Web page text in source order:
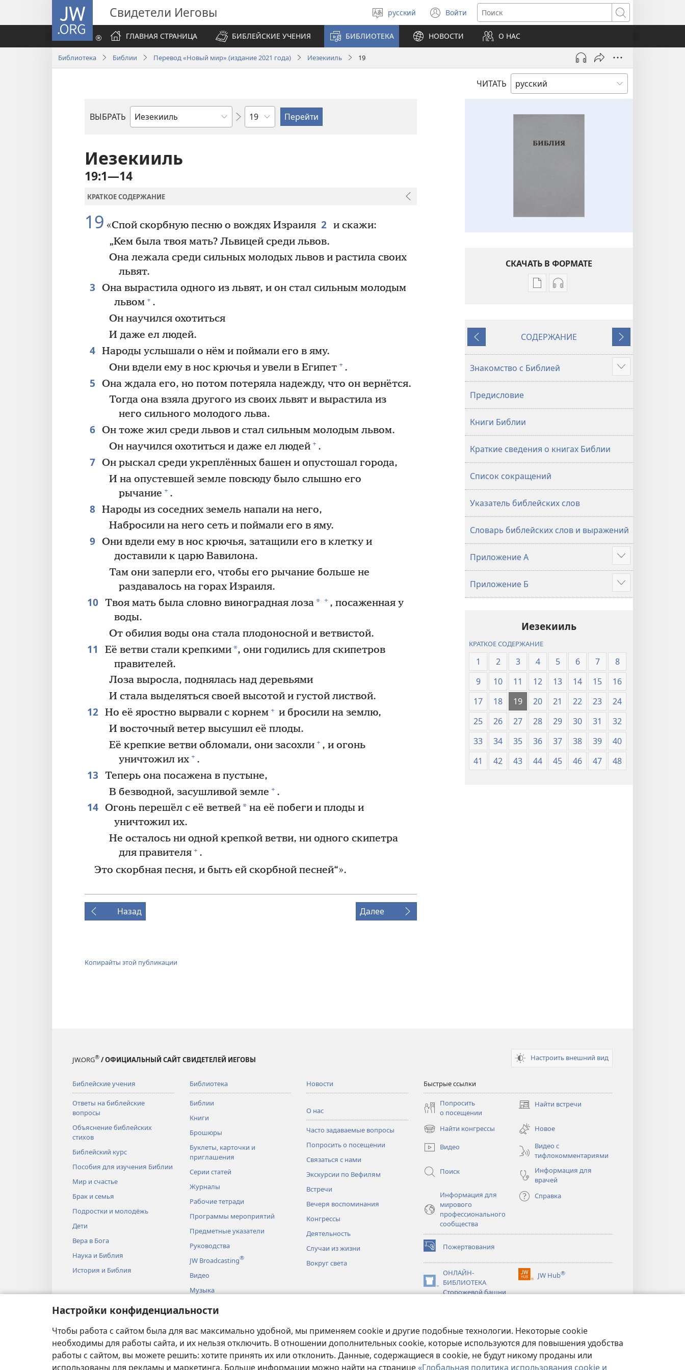
Настройки конфиденциальности
Чтобы работа с сайтом была для вас максимально удобной, мы применяем cookie и другие подобные технологии. Некоторые cookie
необходимы для работы сайта, и их нельзя отключить. В отношении дополнительных cookie, которые используются для повышения удобства
работы с сайтом, вы можете решить: хотите принять их или отклонить. Данные, содержащиеся в cookie, не будут никому проданы или
использованы для рекламы и маркетинга. Больше информации можно найти на странице «Глобальная политика использования cookie и
JW.ORG Свидетели Иеговы
Выберите
язык
русский Войти
(открывается
в
новом
окне)
Поиск
ГЛАВНАЯ СТРАНИЦА
БИБЛЕЙСКИЕ УЧЕНИЯ БИБЛИОТЕКА НОВОСТИ О НАС
Библиотека Библии Перевод «Новый мир» (издание 2021 года) Иезекииль 19
ЧИТАТЬ
ВЫБРАТЬ
по
по
главам
Иезекииль
19:1—14
КРАТКОЕ СОДЕРЖАНИЕ
19 «Спой скорбную песню о вождях Израиля 2 и скажи:
„Кем была твоя мать? Львицей среди львов.
Она лежала среди сильных молодых львов и растила своих
львят.
3
Она вырастила одного из львят, и он стал сильным молодым
львом + .
Он научился охотиться
И даже ел людей.
4 Народы услышали о нём и поймали его в яму.
Они вдели ему в нос крючья и увели в Египет + .
5
Она ждала его, но потом потеряла надежду, что он вернётся.
Тогда она взяла другого из своих львят и вырастила из
него сильного молодого льва.
6 Он тоже жил среди львов и стал сильным молодым львом.
Он научился охотиться и даже ел людей + .
7 Он рыскал среди укреплённых башен и опустошал города,
И на опустевшей земле повсюду было слышно его
рычание + .
8 Народы из соседних земель напали на него,
Набросили на него сеть и поймали его в яму.
9 Они вдели ему в нос крючья, затащили его в клетку и
доставили к царю Вавилона.
Там они заперли его, чтобы его рычание больше не
раздавалось на горах Израиля.
10 Твоя мать была словно виноградная лоза* + , посаженная у
воды.
От обилия воды она стала плодоносной и ветвистой.
11 Её ветви стали крепкими*, они годились для скипетров
правителей.
Лоза выросла, поднялась над деревьями
И стала выделяться своей высотой и густой листвой.
12 Но её яростно вырвали с корнем + и бросили на землю,
И восточный ветер высушил её плоды.
Её крепкие ветви обломали, они засохли + , и огонь
уничтожил их + .
13
Теперь она посажена в пустыне,
В безводной, засушливой земле + .
14 Огонь перешёл с её ветвей*на её побеги и плоды и
уничтожил их.
Не осталось ни одной крепкой ветви, ни одного скипетра
для правителя + .
Это скорбная песня, и быть ей скорбной песней“».
Назад Далее
Копирайты этой публикации
СКАЧАТЬ В ФОРМАТЕ
Варианты
Перевод
мир»
(издание
Варианты
Перевод
мир»
(издание
Назад
СОДЕРЖАНИЕ
Далее
Знакомство с Библией Подробнее
Предисловие
Книги Библии
Краткие сведения о книгах Библии
Список сокращений
Указатель библейских слов
Словарь библейских слов и выражений
Приложение А Подробнее
Приложение Б Подробнее
Иезекииль
КРАТКОЕ СОДЕРЖАНИЕ
1 2 3 4 5 6 7
8
9
10 11 12 13 14 15
16
17
18 19 20 21 22 23
24
25
26 27 28 29 30 31
32
33
34 35 36 37 38 39
40
41
42 43 44 45 46 47 48
JW.ORG® / ОФИЦИАЛЬНЫЙ САЙТ СВИДЕТЕЛЕЙ ИЕГОВЫ Настроить внешний вид
Библейские учения
Ответы на библейские
вопросы
Объяснение библейских
стихов
Библейский курс
Пособия для изучения Библии
Мир и счастье
Брак и семья
Подростки и молодёжь
Дети
Вера в Бога
Наука и Библия
История и Библия
Библиотека
Библии
Книги
Брошюры
Буклеты, карточки и
приглашения
Серии статей
Журналы
Рабочие тетради
Программы мероприятий
Предметные указатели
Руководства
JW Broadcasting®
Видео
Музыка
Библии
Новости
О нас
Часто задаваемые вопросы
Попросить о посещении
Связаться с нами
Экскурсии по Вефилям
Встречи
Вечеря воспоминания
Конгрессы
Деятельность
Случаи из жизни
Вокруг света
Быстрые ссылки
Попросить
о посещении
Найти встречи
(открывается
новом
Найти конгрессы
(открывается
в
новом
Новое
Видео
Видео с
тифлокомментариями
Поиск
Информация для
врачей
Информация для
мирового
профессионального
сообщества
Справка
Пожертвования
(открывается
в
новом
окне)
ОНЛАЙН-
БИБЛИОТЕКА
Сторожевой башни
(открывается
в
JW Hub®
(открывается